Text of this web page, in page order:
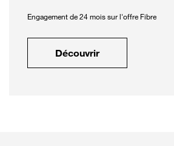
Engagement de 24 mois sur l'offre Fibre
Découvrir